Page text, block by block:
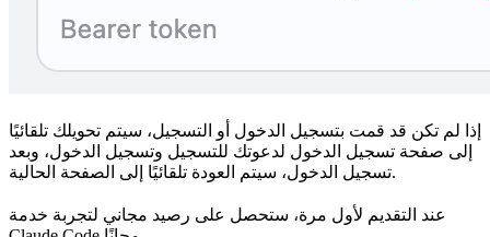
إذا لم تكن قد قمت بتسجيل الدخول أو التسجيل، سيتم تحويلك تلقائيًا
إلى صفحة تسجيل الدخول لدعوتك للتسجيل وتسجيل الدخول، وبعد
تسجيل الدخول، سيتم العودة تلقائيًا إلى الصفحة الحالية.
عند التقديم لأول مرة، ستحصل على رصيد مجاني لتجربة خدمة